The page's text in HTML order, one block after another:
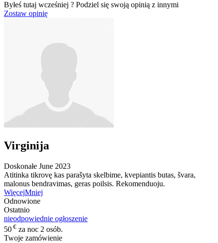
Byłeś tutaj wcześniej ? Podziel się swoją opinią z innymi
Zostaw opinię
Virginija
Doskonałe June 2023
Atitinka tikrovę kas parašyta skelbime, kvepiantis butas, švara,
malonus bendravimas, geras poilsis. Rekomenduoju.
WięcejMniej
Odnowione
Ostatnio
nieodpowiednie ogłoszenie
50 € za noc 2 osób.
Twoje zamówienie